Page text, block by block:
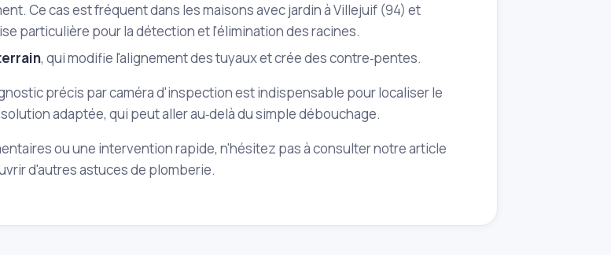
Ce cas est fréquent dans les maisons avec jardin à Villejuif (94) et
particulière pour la détection et l'élimination des racines.
, qui modifie l'alignement des tuyaux et crée des contre‑pentes.
précis par caméra d'inspection est indispensable pour localiser le
adaptée, qui peut aller au‑delà du simple débouchage.
ou une intervention rapide, n'hésitez pas à consulter notre article
d'autres astuces de plomberie.